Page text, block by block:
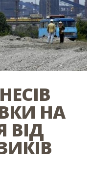
НА
ВІД